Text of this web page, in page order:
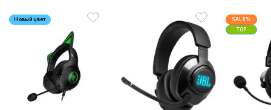
Новый цвет
SALE%
TOP